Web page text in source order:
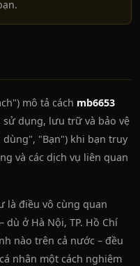
mô tả cách mb6653
dụng, lưu trữ và bảo vệ
"Bạn") khi bạn truy
và các dịch vụ liên quan
là điều vô cùng quan
– dù ở Hà Nội, TP. Hồ Chí
nào trên cả nước – đều
nhân một cách nghiêm